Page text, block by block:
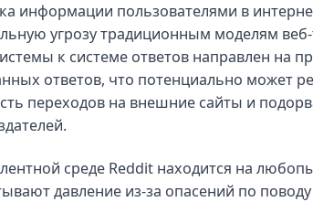
информации пользователями в
угрозу традиционным моделям
к системе ответов направлен на
ответов, что потенциально может
переходов на внешние сайты и
среде Reddit находится на
давление из-за опасений по